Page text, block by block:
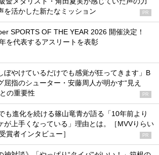
を活かした新たなミッション
PR
SPORTS OF THE YEAR 2026 開催決定！
を代表するアスリートを表彰
ぼやけているだけでも感覚が狂ってきます」B
屈指のシューター・安藤周人が明かす“見え
の重要性
PR
も進化を続ける篠山竜青が語る「10年前より
が上手くなっている」理由とは。［MVVりらい
賞者インタビュー］
PR